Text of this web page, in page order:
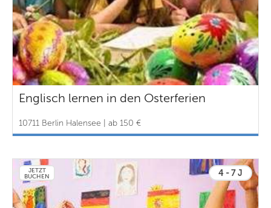
Englisch lernen in den Osterferien
10711 Berlin Halensee | ab 150 €
JETZT
BUCHEN
4 - 7 J